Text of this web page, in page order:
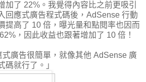
加了 22%。我覺得內容比之前更吸引
回應式廣告程式碼後，AdSense 行動
提高了 10 倍，曝光量和點閱率也因而
，因此收益也跟著增加了 10 倍！
式廣告很簡單，就像其他 AdSense 廣
碼就行了。」